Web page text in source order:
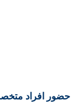
حضور افراد